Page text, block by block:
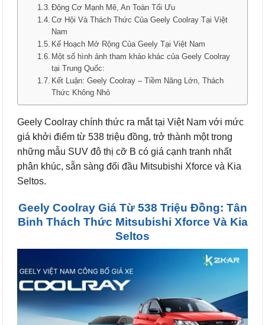
Động Cơ Mạnh Mẽ, An Toàn Tối Ưu
Cơ Hội Và Thách Thức Của Geely Coolray Tại Việt
Nam
Kế Hoạch Mở Rộng Của Geely Tại Việt Nam
Một số hình ảnh tham khảo khác của Geely Coolray
tại Trung Quốc:
Kết Luận: Geely Coolray – Tiềm Năng Lớn, Thách
Thức Không Nhỏ
Geely Coolray chính thức ra mắt tại Việt Nam với mức
giá khởi điểm từ 538 triệu đồng, trở thành một trong
những mẫu SUV đô thị cỡ B có giá cạnh tranh nhất
phân khúc, sẵn sàng đối đầu Mitsubishi Xforce và Kia
Seltos.
Geely Coolray Giá Từ 538 Triệu Đồng: Tân
Binh Thách Thức Mitsubishi Xforce Và Kia
Seltos